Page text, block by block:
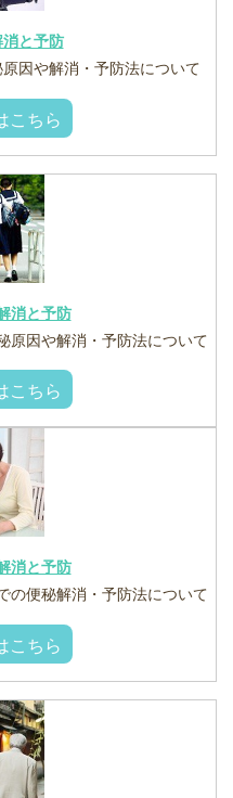
と予防
因や解消・予防法について
こちら
消と予防
原因や解消・予防法について
こちら
消と予防
の便秘解消・予防法について
こちら